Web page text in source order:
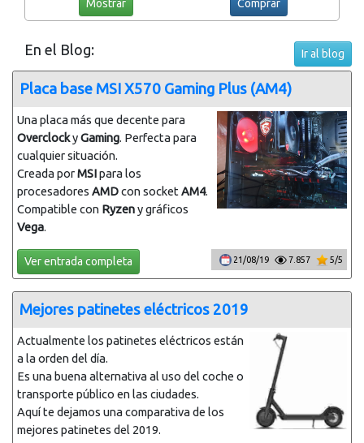
Mostrar Comprar
En el Blog: Ir al blog
Placa base MSI X570 Gaming Plus (AM4)
Una placa más que decente para
OverclockyGaming. Perfecta para
cualquier situación.
Creada porMSIpara los
procesadores AMDcon socket AM4.
Compatible con Ryzeny gráficos
Vega.
21/08/19 7.857 5/5
Ver entrada completa
Mejores patinetes eléctricos 2019
Actualmente los patinetes eléctricos están
a la orden del día.
Es una buena alternativa al uso del coche o
transporte público en las ciudades.
Aquí te dejamos una comparativa de los
mejores patinetes del 2019.